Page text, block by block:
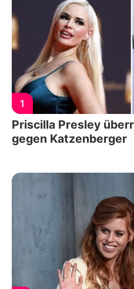
1
Priscilla Presley
gegen Katzenberger